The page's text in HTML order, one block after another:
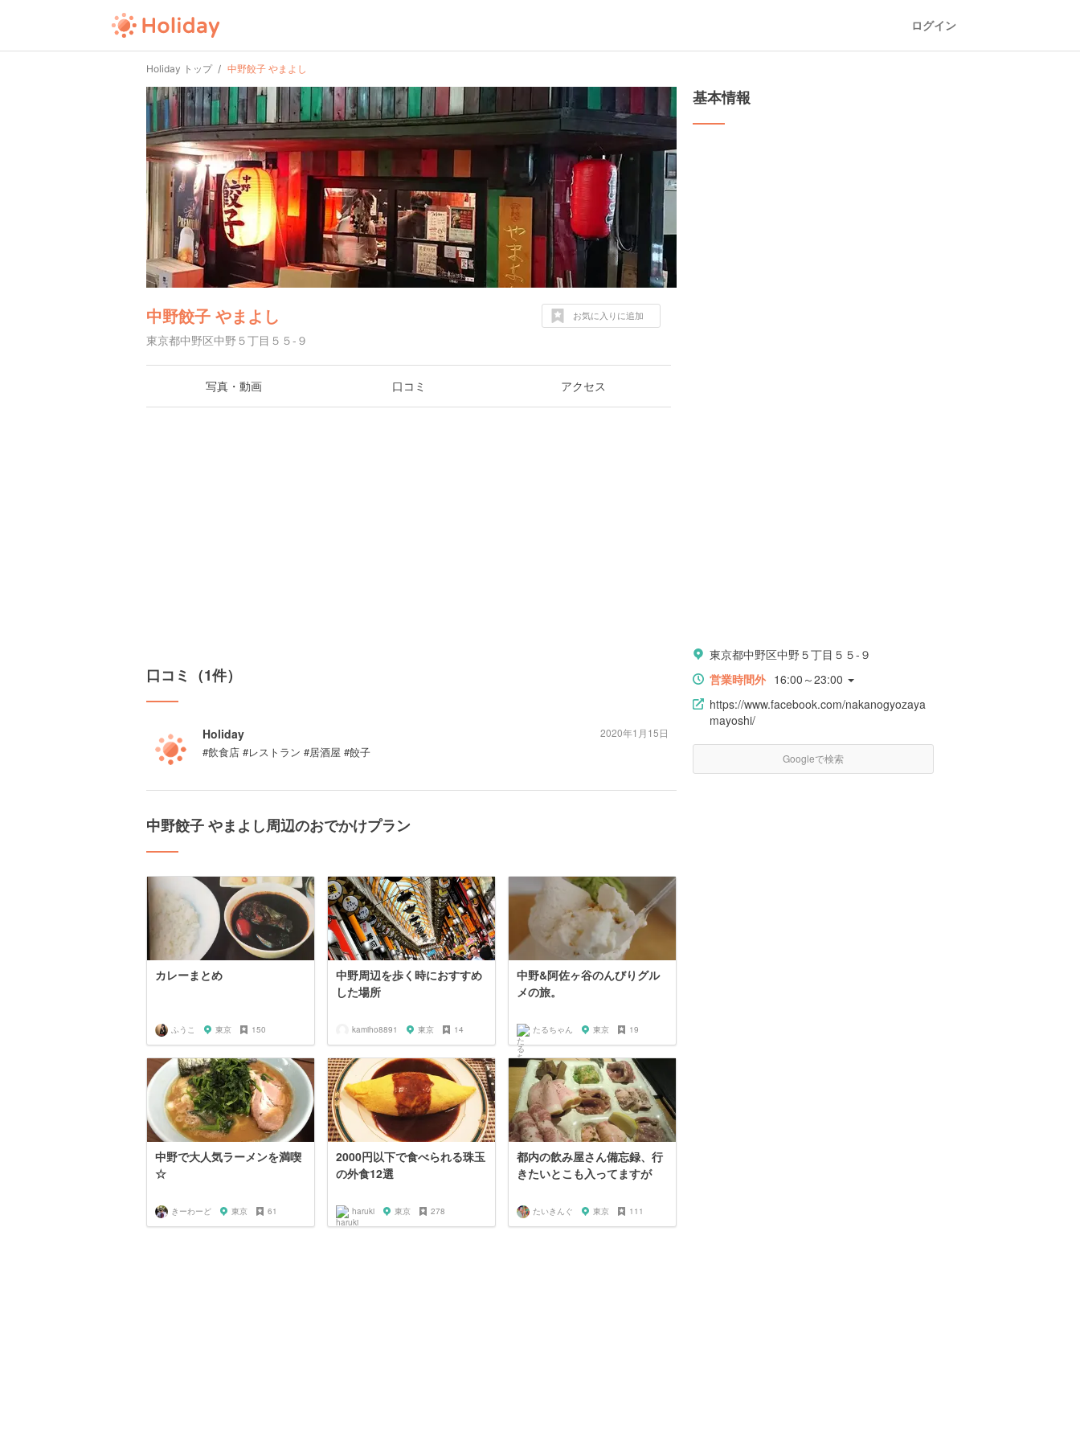
ログイン
Holiday トップ 中野餃子 やまよし
中野餃子 やまよし
東京都中野区中野５丁目５５-９
お気に入りに追加
写真・動画 口コミ アクセス
口コミ（1件）
Holiday
#飲食店 #レストラン #居酒屋 #餃子
2020年1月15日
中野餃子 やまよし周辺のおでかけプラン
カレーまとめ
ふうこ 東京 150
中野周辺を歩く時におすすめ
した場所
kamiho8891 東京 14
中野&阿佐ヶ谷のんびりグル
メの旅。
たるちゃん 東京 19
中野で大人気ラーメンを満喫
☆
きーわーど 東京 61
2000円以下で食べられる珠玉
の外食12選
haruki 東京 278
都内の飲み屋さん備忘録、行
きたいとこも入ってますが
たいきんぐ 東京 111
基本情報
東京都中野区中野５丁目５５-９
営業時間外 16:00～23:00
https://www.facebook.com/nakanogyozaya
mayoshi/
Googleで検索